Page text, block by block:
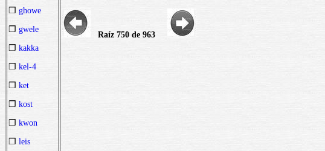
❒ ghowe
❒ gwele
❒ kakka
❒ kel-4
❒ ket
❒ kost
❒ kwon
❒ leis
Raíz 750 de 963